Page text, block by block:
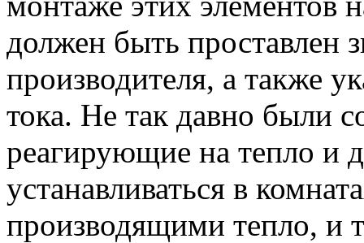
должен быть проставлен
производителя, а также
тока. Не так давно были
реагирующие на тепло и
устанавливаться в
производящими тепло, и